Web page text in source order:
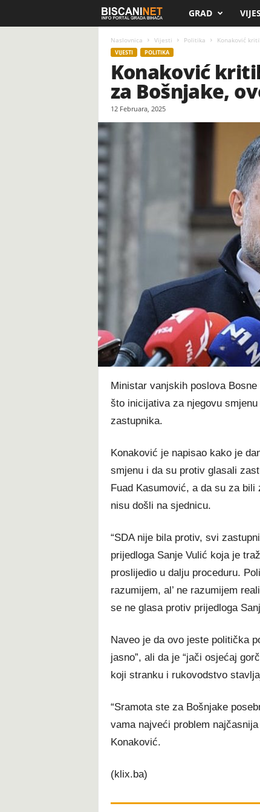
i
c
t
GRAD
Naslovnica Vijesti Politika Konaković
VIJESTI POLITIKA
Konaković
za Bošnjake,
12 Februara, 2025
Ministar vanjskih poslova
što inicijativa za njegovu
zastupnika.
Konaković je napisao kako je
smjenu i da su protiv glasali
Fuad Kasumović, a da su za
nisu došli na sjednicu.
“SDA nije bila protiv, svi
prijedloga Sanje Vulić koja je
proslijedio u dalju proceduru.
razumijem, al’ ne razumijem
se ne glasa protiv prijedloga
Naveo je da ovo jeste politička
jasno”, ali da je “jači osjećaj
koji stranku i rukovodstvo
“Sramota ste za Bošnjake
vama najveći problem
Konaković.
(klix.ba)